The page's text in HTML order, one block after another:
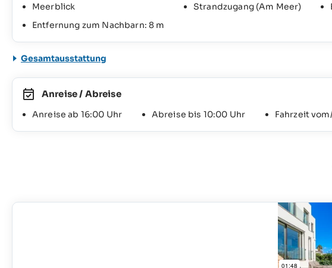
Meerblick Strandzugang (Am Meer)
Entfernung zum Nachbarn: 8 m
Gesamtausstattung
Anreise / Abreise
Anreise ab 16:00 Uhr Abreise bis 10:00 Uhr Fahrzeit